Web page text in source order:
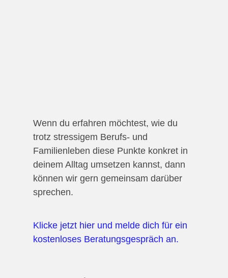
Wenn du erfahren möchtest, wie du
trotz stressigem Berufs- und
Familienleben diese Punkte konkret in
deinem Alltag umsetzen kannst, dann
können wir gern gemeinsam darüber
sprechen.
Klicke jetzt hier und melde dich für ein
kostenloses Beratungsgespräch an.